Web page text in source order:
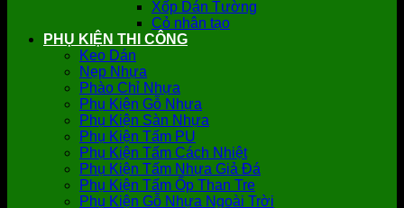
Xốp Dán Tường
Cỏ nhân tạo
PHỤ KIỆN THI CÔNG
Keo Dán
Nẹp Nhựa
Phào Chỉ Nhựa
Phụ Kiện Gỗ Nhựa
Phụ Kiện Sàn Nhựa
Phụ Kiện Tấm PU
Phụ Kiện Tấm Cách Nhiệt
Phụ Kiện Tấm Nhựa Giả Đá
Phụ Kiện Tấm Ốp Than Tre
Phụ Kiện Gỗ Nhựa Ngoài Trời